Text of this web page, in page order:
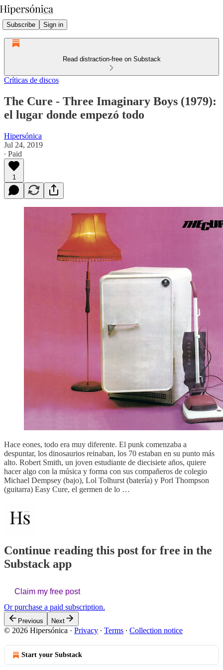
Subscribe Sign in
Read distraction-free on Substack
Críticas de discos
The Cure - Three Imaginary Boys (1979):
el lugar donde empezó todo
Hipersónica
Jul 24, 2019
∙ Paid
1
Hace eones, todo era muy diferente. El punk comenzaba a
despuntar, los dinosaurios reinaban, los 70 estaban en su punto más
alto. Robert Smith, un joven estudiante de diecisiete años, quiere
hacer algo con la música y forma con sus compañeros de colegio
Michael Dempsey (bajo), Lol Tolhurst (batería) y Porl Thompson
(guitarra) Easy Cure, el germen de lo …
Continue reading this post for free in the
Substack app
Claim my free post
Or purchase a paid subscription.
Previous Next
© 2026 Hipersónica · Privacy ∙ Terms ∙ Collection notice
Start your Substack